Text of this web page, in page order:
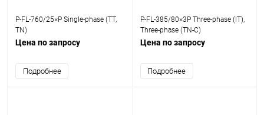
P-FL-760/25×P Single-phase (TT,
TN)
Цена по запросу
Подробнее
P-FL-385/80×3P Three-phase (IT),
Three-phase (TN-C)
Цена по запросу
Подробнее